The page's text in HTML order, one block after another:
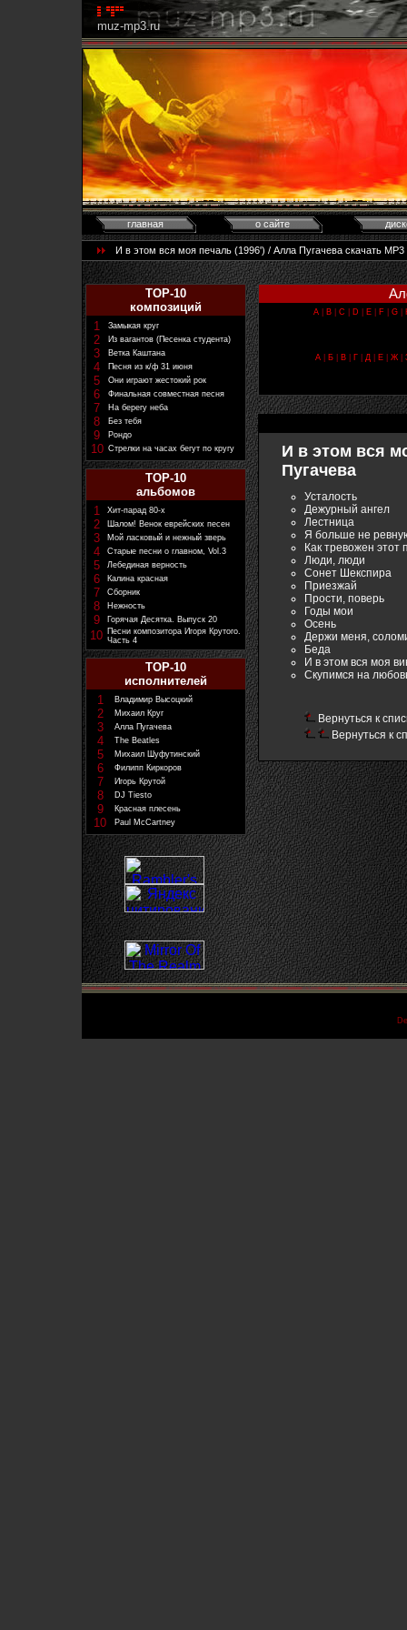
muz-mp3.ru
главная о сайте
И в этом вся моя печаль (1996') / Алла Пугачева скачать
TOP-10
композиций
1
Замыкая круг
2 Из вагантов (Песенка студента)
3 Ветка Каштана
4 Песня из к/ф 31 июня
5 Они играют жестокий рок
6 Финальная совместная песня
7 На берегу неба
8 Без тебя
9 Рондо
10 Стрелки на часах бегут по кругу
TOP-10
альбомов
1
Хит-парад 80-х
2 Шалом! Венок еврейских песен
3 Мой ласковый и нежный зверь
4 Старые песни о главном, Vol.3
5 Лебединая верность
6 Калина красная
7 Сборник
8 Нежность
9 Горячая Десятка. Выпуск 20
10 Песни композитора Игоря Крутого.
Часть 4
TOP-10
исполнителей
1
Владимир Высоцкий
2 Михаил Круг
3 Алла Пугачева
4 The Beatles
5 Михаил Шуфутинский
6 Филипп Киркоров
7 Игорь Крутой
8 DJ Tiesto
9 Красная плесень
10 Paul McCartney
A B C D E F G
А| Б| В| Г| Д| Е| Ж|
И в этом вся
Пугачева
Усталость
Дежурный ангел
Лестница
Я больше не
Как тревожен этот
Люди, люди
Сонет Шекспира
Приезжай
Прости, поверь
Годы мои
Осень
Держи меня,
Беда
И в этом вся моя
Скупимся на
Вернуться к
Вернуться к